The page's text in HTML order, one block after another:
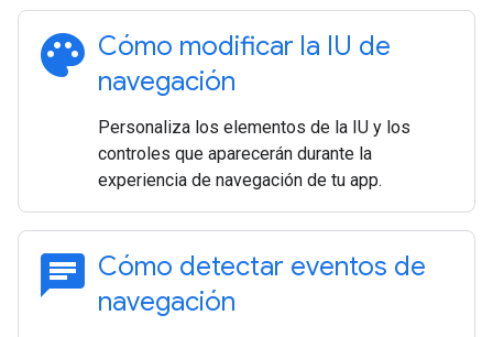
palette Cómo modificar la IU de
navegación
Personaliza los elementos de la IU y los
controles que aparecerán durante la
experiencia de navegación de tu app.
chat Cómo detectar eventos de
navegación